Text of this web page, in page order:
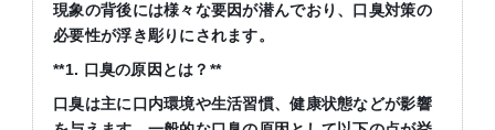
現象の背後には様々な要因が潜んでおり、口臭対策の
必要性が浮き彫りにされます。
**1. 口臭の原因とは？**
口臭は主に口内環境や生活習慣、健康状態などが影響